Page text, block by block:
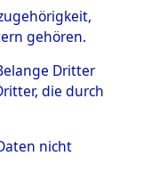
das
bis
gehören.
Dritter
die durch
nicht